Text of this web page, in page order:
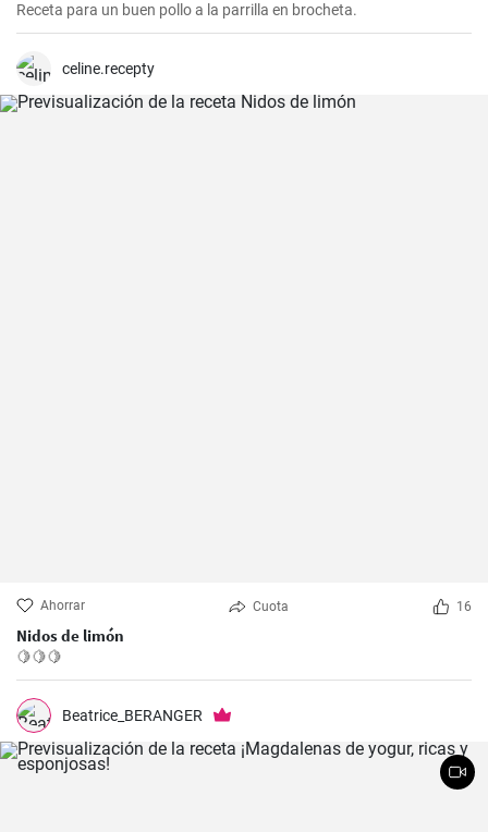
Receta para un buen pollo a la parrilla en brocheta.
celine.recepty
Ahorrar Cuota 16
Nidos de limón
🍋🍋🍋
Beatrice_BERANGER